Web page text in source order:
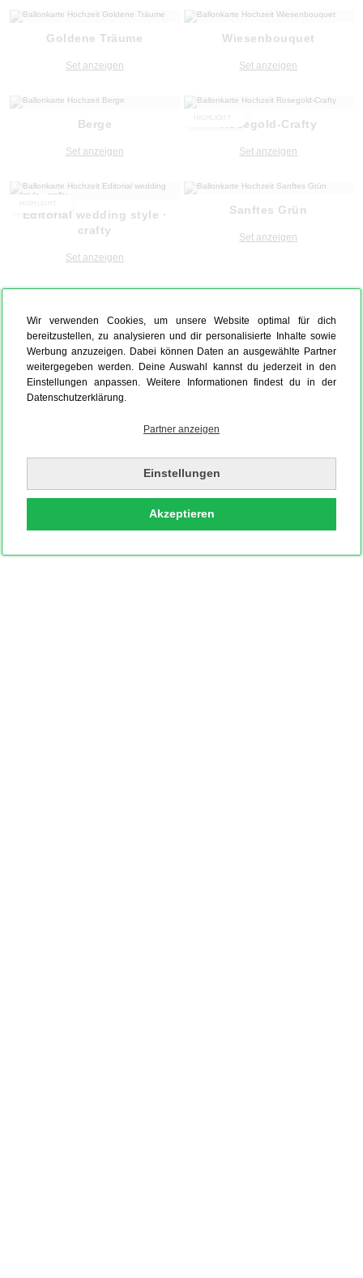
Wir verwenden Cookies, um unsere Website optimal für dich
bereitzustellen, zu analysieren und dir personalisierte Inhalte sowie
Werbung anzuzeigen. Dabei können Daten an ausgewählte Partner
weitergegeben werden. Deine Auswahl kannst du jederzeit in den
Einstellungen anpassen. Weitere Informationen findest du in der
Datenschutzerklärung.
Partner anzeigen
Einstellungen
Akzeptieren
Goldene Träume
Set anzeigen
Wiesenbouquet
Set anzeigen
Berge
Set anzeigen
Rosegold-Crafty
Set anzeigen
Editorial wedding style ·
crafty
Set anzeigen
Sanftes Grün
Set anzeigen